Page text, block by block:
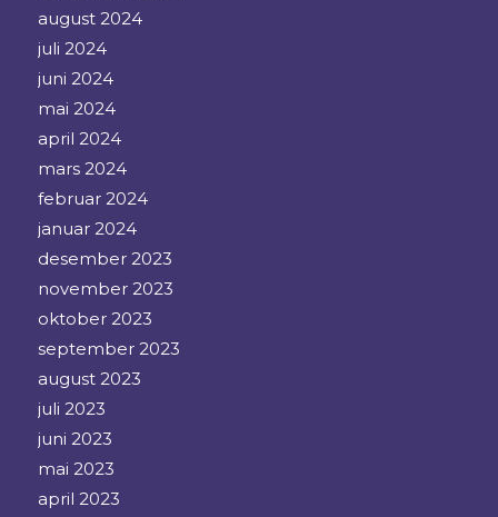
august 2024
juli 2024
juni 2024
mai 2024
april 2024
mars 2024
februar 2024
januar 2024
desember 2023
november 2023
oktober 2023
september 2023
august 2023
juli 2023
juni 2023
mai 2023
april 2023